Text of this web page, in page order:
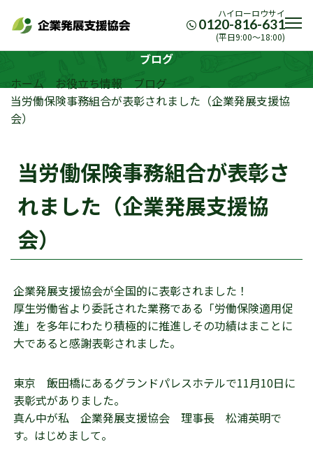
ハイローロウサイ
0120-816-631
(平日9:00〜18:00)
ブログ
ホーム
お役立ち情報
ブログ
当労働保険事務組合が表彰されました（企業発展支援協
会）
当労働保険事務組合が表彰さ
れました（企業発展支援協
会）
企業発展支援協会が全国的に表彰されました！
厚生労働省より委託された業務である「労働保険適用促
進」を多年にわたり積極的に推進しその功績はまことに
大であると感謝表彰されました。
東京 飯田橋にあるグランドパレスホテルで11月10日に
表彰式がありました。
真ん中が私 企業発展支援協会 理事長 松浦英明で
す。はじめまして。